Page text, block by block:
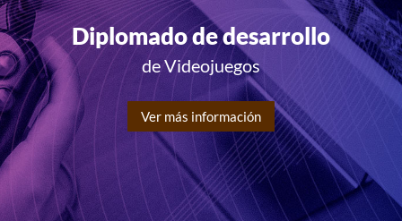
Diplomado de desarrollo
de Videojuegos
Ver más información